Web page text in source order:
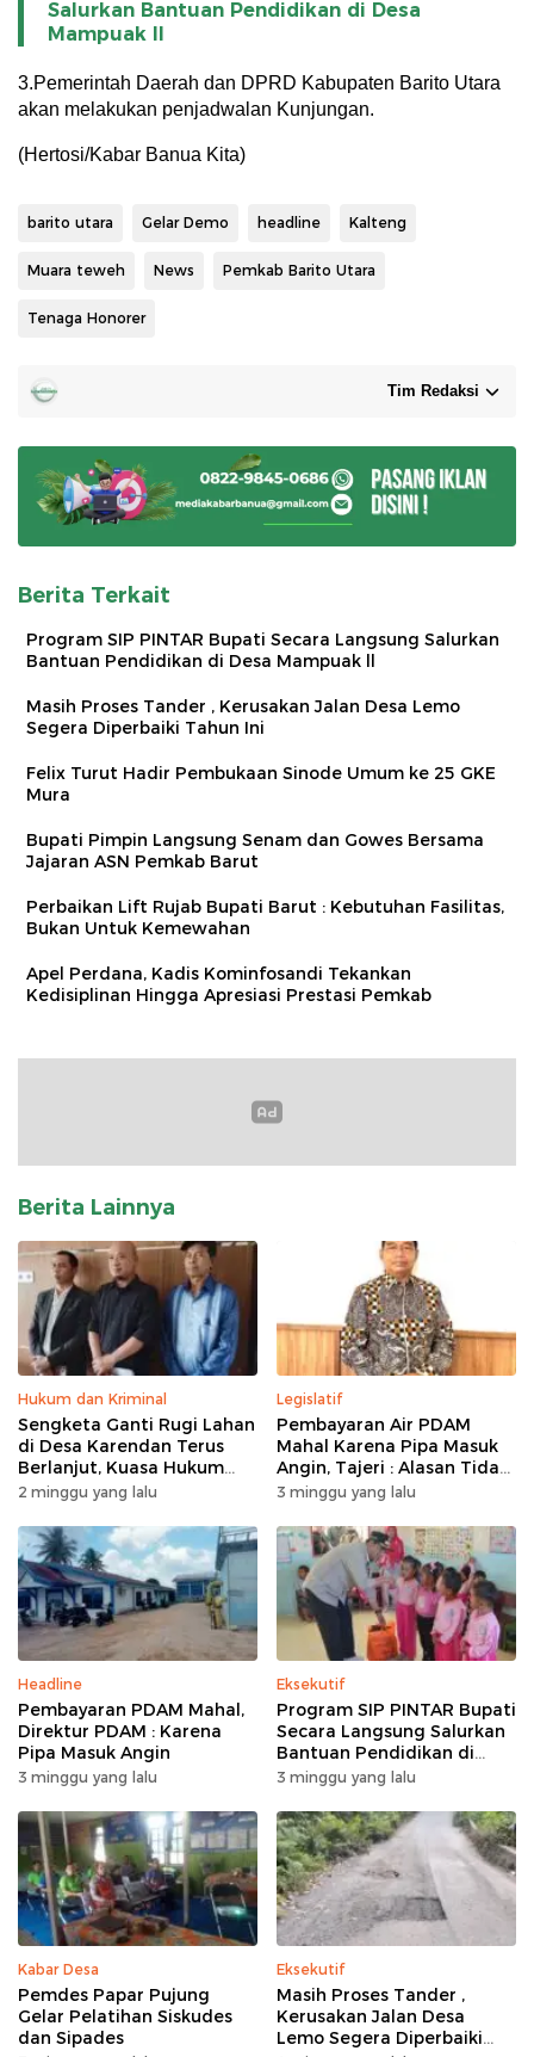
Salurkan Bantuan Pendidikan di Desa
Mampuak ll
3.Pemerintah Daerah dan DPRD Kabupaten Barito Utara
akan melakukan penjadwalan Kunjungan.
(Hertosi/Kabar Banua Kita)
barito utara Gelar Demo headline Kalteng
Muara teweh News Pemkab Barito Utara
Tenaga Honorer
Tim Redaksi
Berita Terkait
Program SIP PINTAR Bupati Secara Langsung Salurkan
Bantuan Pendidikan di Desa Mampuak ll
Masih Proses Tander , Kerusakan Jalan Desa Lemo
Segera Diperbaiki Tahun Ini
Felix Turut Hadir Pembukaan Sinode Umum ke 25 GKE
Mura
Bupati Pimpin Langsung Senam dan Gowes Bersama
Jajaran ASN Pemkab Barut
Perbaikan Lift Rujab Bupati Barut : Kebutuhan Fasilitas,
Bukan Untuk Kemewahan
Apel Perdana, Kadis Kominfosandi Tekankan
Kedisiplinan Hingga Apresiasi Prestasi Pemkab
Berita Lainnya
Hukum dan Kriminal
Sengketa Ganti Rugi Lahan
di Desa Karendan Terus
Berlanjut, Kuasa Hukum
Ajukan Kasasi
2 minggu yang lalu
Legislatif
Pembayaran Air PDAM
Mahal Karena Pipa Masuk
Angin, Tajeri : Alasan Tidak
Masuk Akal
3 minggu yang lalu
Headline
Pembayaran PDAM Mahal,
Direktur PDAM : Karena
Pipa Masuk Angin
3 minggu yang lalu
Eksekutif
Program SIP PINTAR Bupati
Secara Langsung Salurkan
Bantuan Pendidikan di
Desa Mampuak ll
3 minggu yang lalu
Kabar Desa
Pemdes Papar Pujung
Gelar Pelatihan Siskudes
dan Sipades
Eksekutif
Masih Proses Tander ,
Kerusakan Jalan Desa
Lemo Segera Diperbaiki